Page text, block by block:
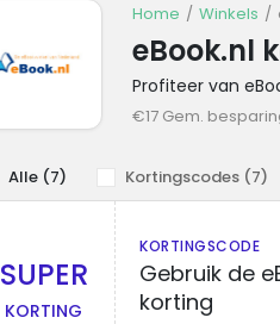
Home Winkels
eBook.nl
Profiteer van
€17 Gem.
Alle (7) Kortingscodes (7)
SUPER
KORTING
KORTINGSCODE
Gebruik de
korting